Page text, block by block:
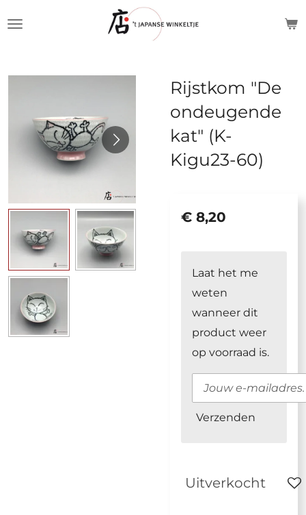
de
Rijstkom "De
ondeugende
kat" (K-
Kigu23-60)
€ 8,20
Laat het me
weten
wanneer dit
product weer
op voorraad is.
Verzenden
Uitverkocht